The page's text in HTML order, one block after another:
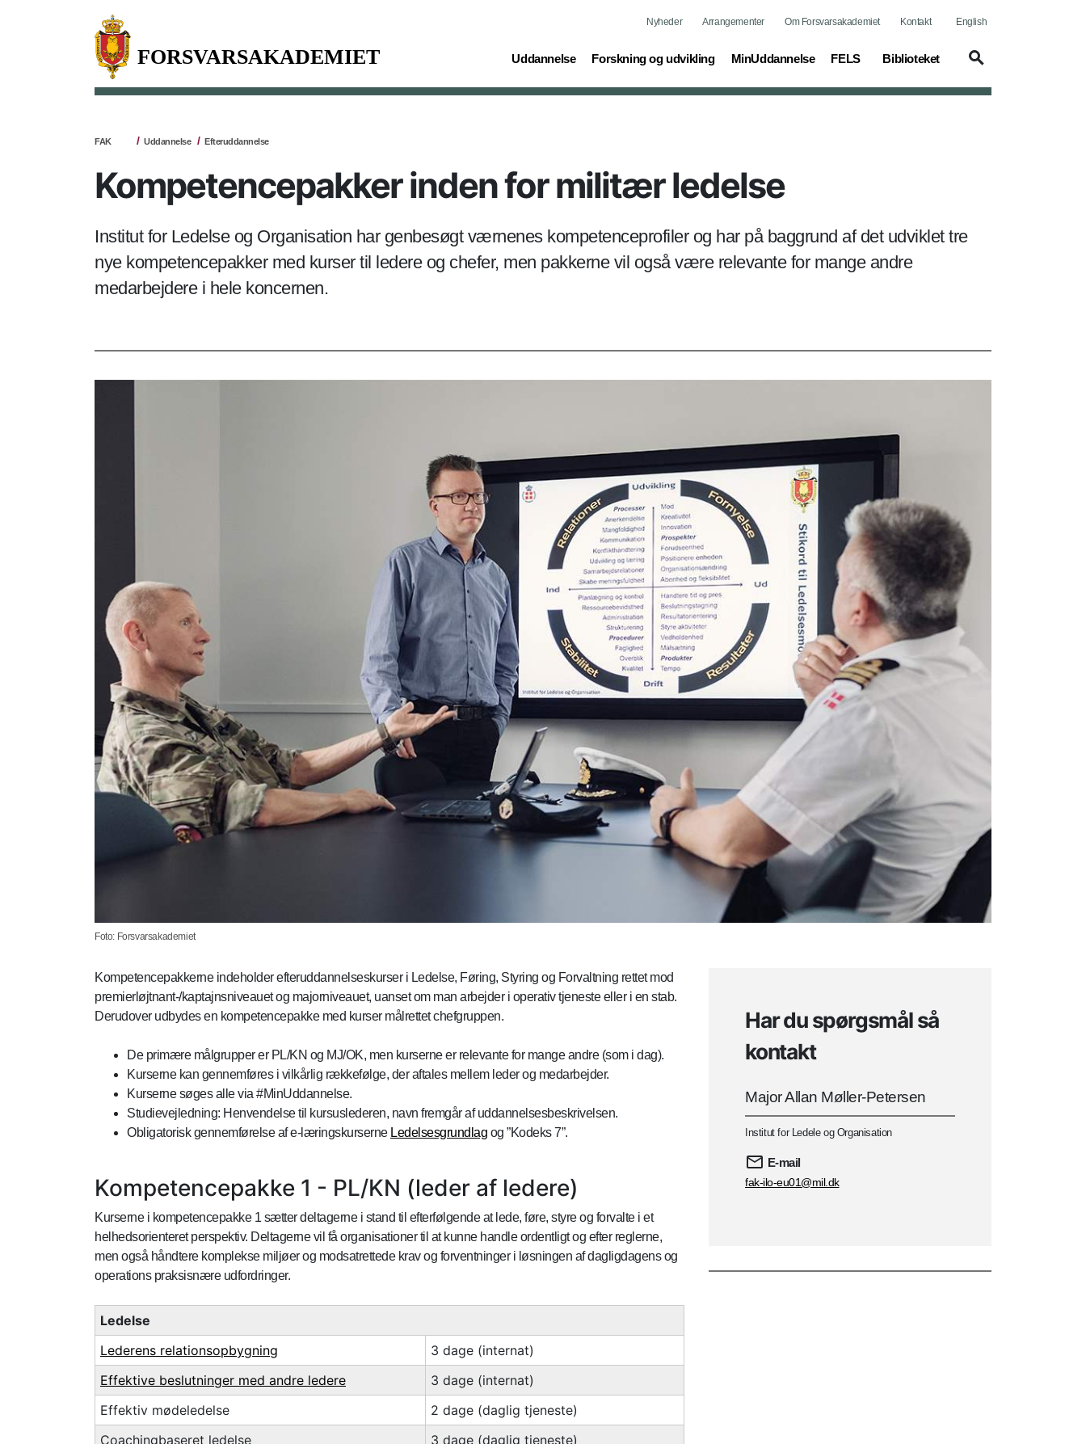
Nyheder Arrangementer Om Forsvarsakademiet Kontakt English
Uddannelse
(current) Forskning og udvikling
(current) MinUddannelse FELS Biblioteket
FAK Uddannelse Efteruddannelse
Kompetencepakker inden for militær ledelse
Institut for Ledelse og Organisation har genbesøgt værnenes kompetenceprofiler og har på baggrund af det udviklet tre
nye kompetencepakker med kurser til ledere og chefer, men pakkerne vil også være relevante for mange andre
medarbejdere i hele koncernen.
Foto: Forsvarsakademiet
Kompetencepakkerne indeholder efteruddannelseskurser i Ledelse, Føring, Styring og Forvaltning rettet mod
premierløjtnant-/kaptajnsniveauet og majorniveauet, uanset om man arbejder i operativ tjeneste eller i en stab.
Derudover udbydes en kompetencepakke med kurser målrettet chefgruppen.
De primære målgrupper er PL/KN og MJ/OK, men kurserne er relevante for mange andre (som i dag).
Kurserne kan gennemføres i vilkårlig rækkefølge, der aftales mellem leder og medarbejder.
Kurserne søges alle via #MinUddannelse.
Studievejledning: Henvendelse til kursuslederen, navn fremgår af uddannelsesbeskrivelsen.
Obligatorisk gennemførelse af e-læringskurserne Ledelsesgrundlag og ”Kodeks 7”.
Kompetencepakke 1 - PL/KN (leder af ledere)
Kurserne i kompetencepakke 1 sætter deltagerne i stand til efterfølgende at lede, føre, styre og forvalte i et
helhedsorienteret perspektiv. Deltagerne vil få organisationer til at kunne handle ordentligt og efter reglerne,
men også håndtere komplekse miljøer og modsatrettede krav og forventninger i løsningen af dagligdagens og
operations praksisnære udfordringer.
Ledelse
Lederens relationsopbygning
3 dage (internat)
Effektive beslutninger med andre ledere
3 dage (internat)
Effektiv mødeledelse
2 dage (daglig tjeneste)
Coachingbaseret ledelse
3 dage (daglig tjeneste)
Har du spørgsmål så
kontakt
Major Allan Møller-Petersen
Institut for Ledele og Organisation
E-mail
fak-ilo-eu01@mil.dk